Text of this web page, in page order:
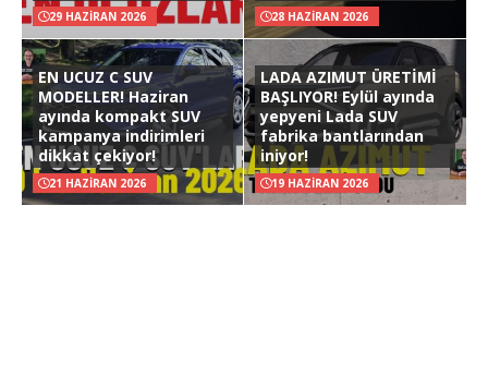
29 HAZIRAN 2026 28 HAZIRAN 2026
EN UCUZ C SUV
MODELLER! Haziran
ayında kompakt SUV
kampanya indirimleri
dikkat çekiyor!
21 HAZIRAN 2026
LADA AZIMUT ÜRETİMİ
BAŞLIYOR! Eylül ayında
yepyeni Lada SUV
fabrika bantlarından
iniyor!
19 HAZIRAN 2026